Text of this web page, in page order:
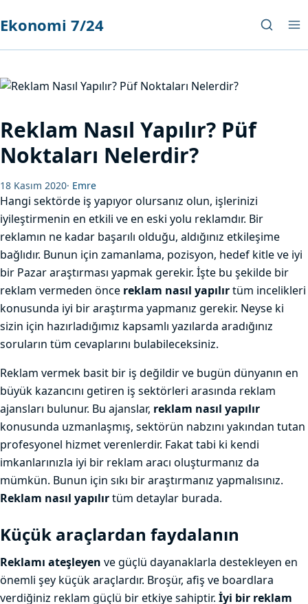
Ekonomi 7/24
Reklam Nasıl Yapılır? Püf
Noktaları Nelerdir?
18 Kasım 2020· Emre
Hangi sektörde iş yapıyor olursanız olun, işlerinizi
iyileştirmenin en etkili ve en eski yolu reklamdır. Bir
reklamın ne kadar başarılı olduğu, aldığınız etkileşime
bağlıdır. Bunun için zamanlama, pozisyon, hedef kitle ve iyi
bir Pazar araştırması yapmak gerekir. İşte bu şekilde bir
reklam vermeden önce reklam nasıl yapılırtüm incelikleri
konusunda iyi bir araştırma yapmanız gerekir. Neyse ki
sizin için hazırladığımız kapsamlı yazılarda aradığınız
soruların tüm cevaplarını bulabileceksiniz.
Reklam vermek basit bir iş değildir ve bugün dünyanın en
büyük kazancını getiren iş sektörleri arasında reklam
ajansları bulunur. Bu ajanslar, reklam nasıl yapılır
konusunda uzmanlaşmış, sektörün nabzını yakından tutan
profesyonel hizmet verenlerdir. Fakat tabi ki kendi
imkanlarınızla iyi bir reklam aracı oluşturmanız da
mümkün. Bunun için sıkı bir araştırmanız yapmalısınız.
Reklam nasıl yapılırtüm detaylar burada.
Küçük araçlardan faydalanın
Reklamı ateşleyen ve güçlü dayanaklarla destekleyen en
önemli şey küçük araçlardır. Broşür, afiş ve boardlara
verdiğiniz reklam güçlü bir etkiye sahiptir. İyi bir reklam